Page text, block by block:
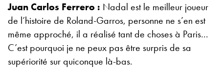
Juan Carlos Ferrero : Nadal est le meilleur joueur
de l’histoire de Roland-Garros, personne ne s’en est
même approché, il a réalisé tant de choses à Paris…
C’est pourquoi je ne peux pas être surpris de sa
supériorité sur quiconque là-bas.